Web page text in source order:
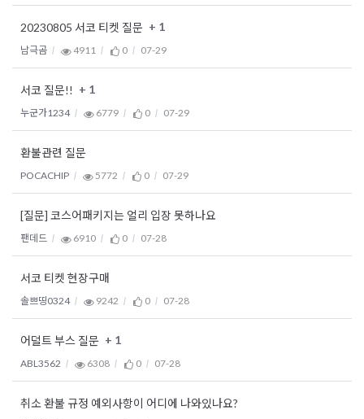
20230805 서코 티켓 질문 + 1
남극곰 4911 0 07-29
서코 질문!! + 1
누군가1234 6779 0 07-29
환불관련 질문
POCACHIP 5772 0 07-29
[질문] 코스어패키지는 얼리 입장 못하나요
팬데드 6910 0 07-28
서코 티켓 현장구매
솔쁘띵0324 9242 0 07-28
어덜트 부스 질문 + 1
ABL3562 6308 0 07-28
취소 환불 규정 예외사항이 어디에 나와있나요?